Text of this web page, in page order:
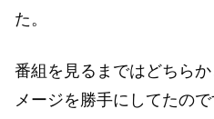
た。
番組を見るまではどちら
メージを勝手にしてたの